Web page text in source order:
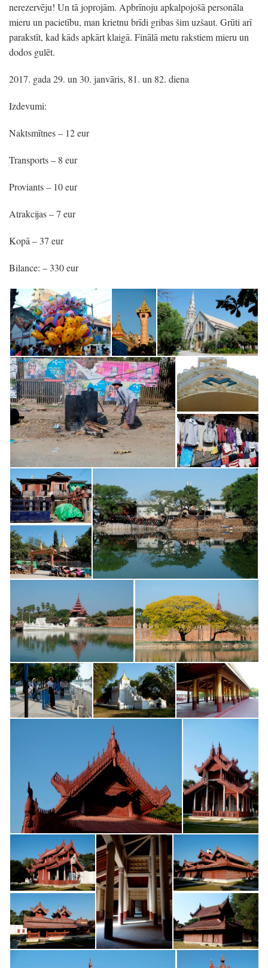
nerezervēju! Un tā joprojām. Apbrīnoju apkalpojošā personāla
mieru un pacietību, man krietnu brīdi gribas šim uzšaut. Grūti arī
parakstīt, kad kāds apkārt klaigā. Finālā metu rakstiem mieru un
dodos gulēt.
2017. gada 29. un 30. janvāris, 81. un 82. diena
Izdevumi:
Naktsmītnes – 12 eur
Transports – 8 eur
Proviants – 10 eur
Atrakcijas – 7 eur
Kopā – 37 eur
Bilance: – 330 eur